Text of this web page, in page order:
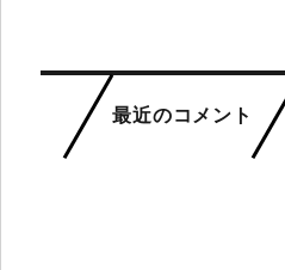
ン
最近のコメント